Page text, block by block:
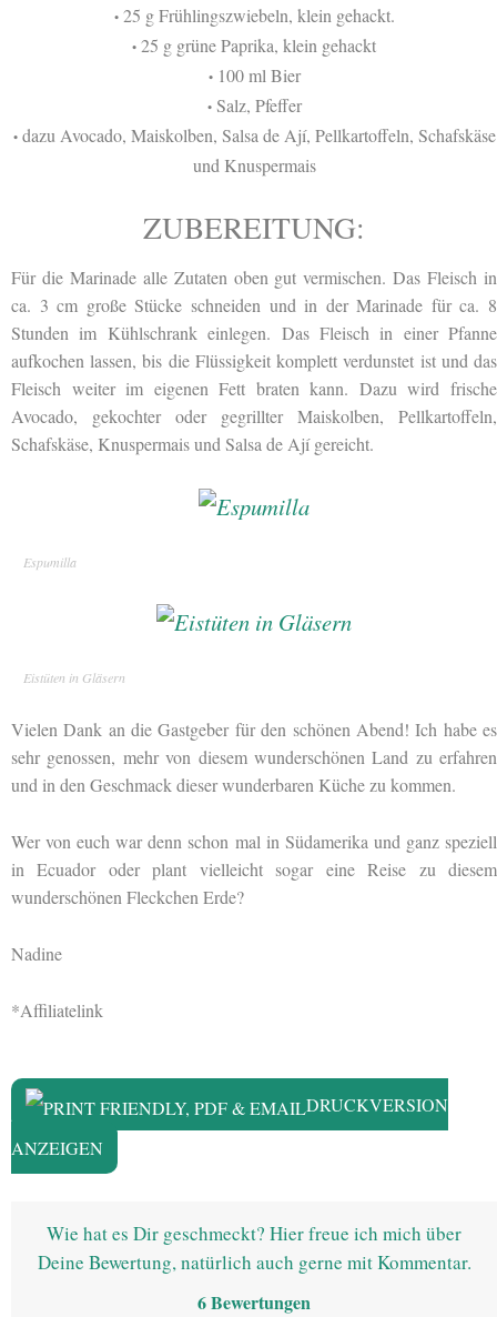
•25 g Frühlingszwiebeln, klein gehackt.
• 25 g grüne Paprika, klein gehackt
•100 ml Bier
•Salz, Pfeffer
•dazu Avocado, Maiskolben, Salsa de Ají, Pellkartoffeln, Schafskäse
und Knuspermais
ZUBEREITUNG:
Für die Marinade alle Zutaten oben gut vermischen. Das Fleisch in
ca. 3 cm große Stücke schneiden und in der Marinade für ca. 8
Stunden im Kühlschrank einlegen. Das Fleisch in einer Pfanne
aufkochen lassen, bis die Flüssigkeit komplett verdunstet ist und das
Fleisch weiter im eigenen Fett braten kann. Dazu wird frische
Avocado, gekochter oder gegrillter Maiskolben, Pellkartoffeln,
Schafskäse, Knuspermais und Salsa de Ají gereicht.
Espumilla
Eistüten in Gläsern
Vielen Dank an die Gastgeber für den schönen Abend! Ich habe es
sehr genossen, mehr von diesem wunderschönen Land zu erfahren
und in den Geschmack dieser wunderbaren Küche zu kommen.
Wer von euch war denn schon mal in Südamerika und ganz speziell
in Ecuador oder plant vielleicht sogar eine Reise zu diesem
wunderschönen Fleckchen Erde?
Nadine
*Affiliatelink
DRUCKVERSION
ANZEIGEN
Wie hat es Dir geschmeckt? Hier freue ich mich über
Deine Bewertung, natürlich auch gerne mit Kommentar.
6Bewertungen